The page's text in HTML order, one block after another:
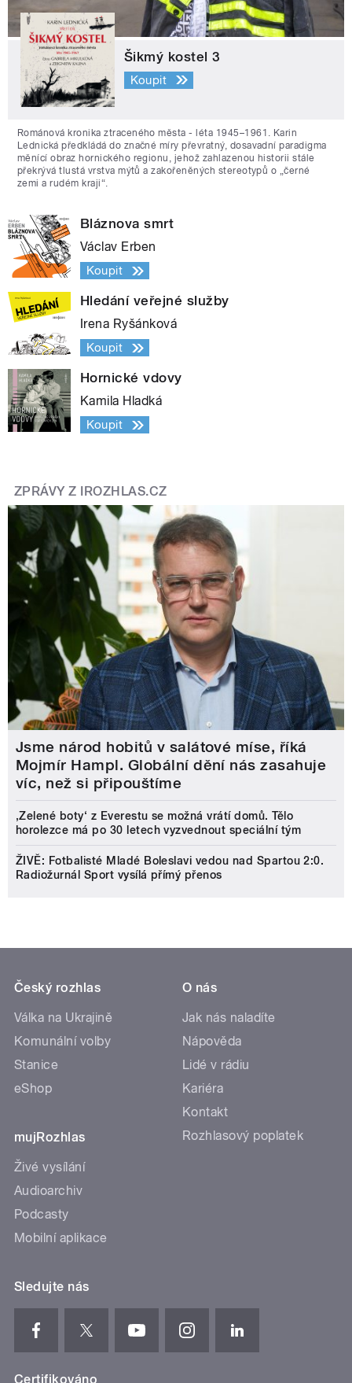
Šikmý kostel 3
Koupit
Románová kronika ztraceného města - léta 1945–1961. Karin
Lednická předkládá do značné míry převratný, dosavadní paradigma
měnící obraz hornického regionu, jehož zahlazenou historii stále
překrývá tlustá vrstva mýtů a zakořeněných stereotypů o „černé
zemi a rudém kraji“.
Bláznova smrt
Václav Erben
Koupit
Hledání veřejné služby
Irena Ryšánková
Koupit
Hornické vdovy
Kamila Hladká
Koupit
ZPRÁVY Z IROZHLAS.CZ
Jsme národ hobitů v salátové míse, říká
Mojmír Hampl. Globální dění nás zasahuje
víc, než si připouštíme
‚Zelené boty‘ z Everestu se možná vrátí domů. Tělo
horolezce má po 30 letech vyzvednout speciální tým
ŽIVĚ: Fotbalisté Mladé Boleslavi vedou nad Spartou 2:0.
Radiožurnál Sport vysílá přímý přenos
Český rozhlas
Válka na Ukrajině
Komunální volby
Stanice
eShop
mujRozhlas
Živé vysílání
Audioarchiv
Podcasty
Mobilní aplikace
O nás
Jak nás naladíte
Nápověda
Lidé v rádiu
Kariéra
Kontakt
Rozhlasový poplatek
Sledujte nás
Certifikováno